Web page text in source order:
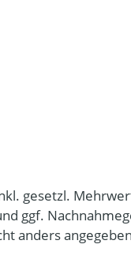
gesetzl.
ggf.
anders